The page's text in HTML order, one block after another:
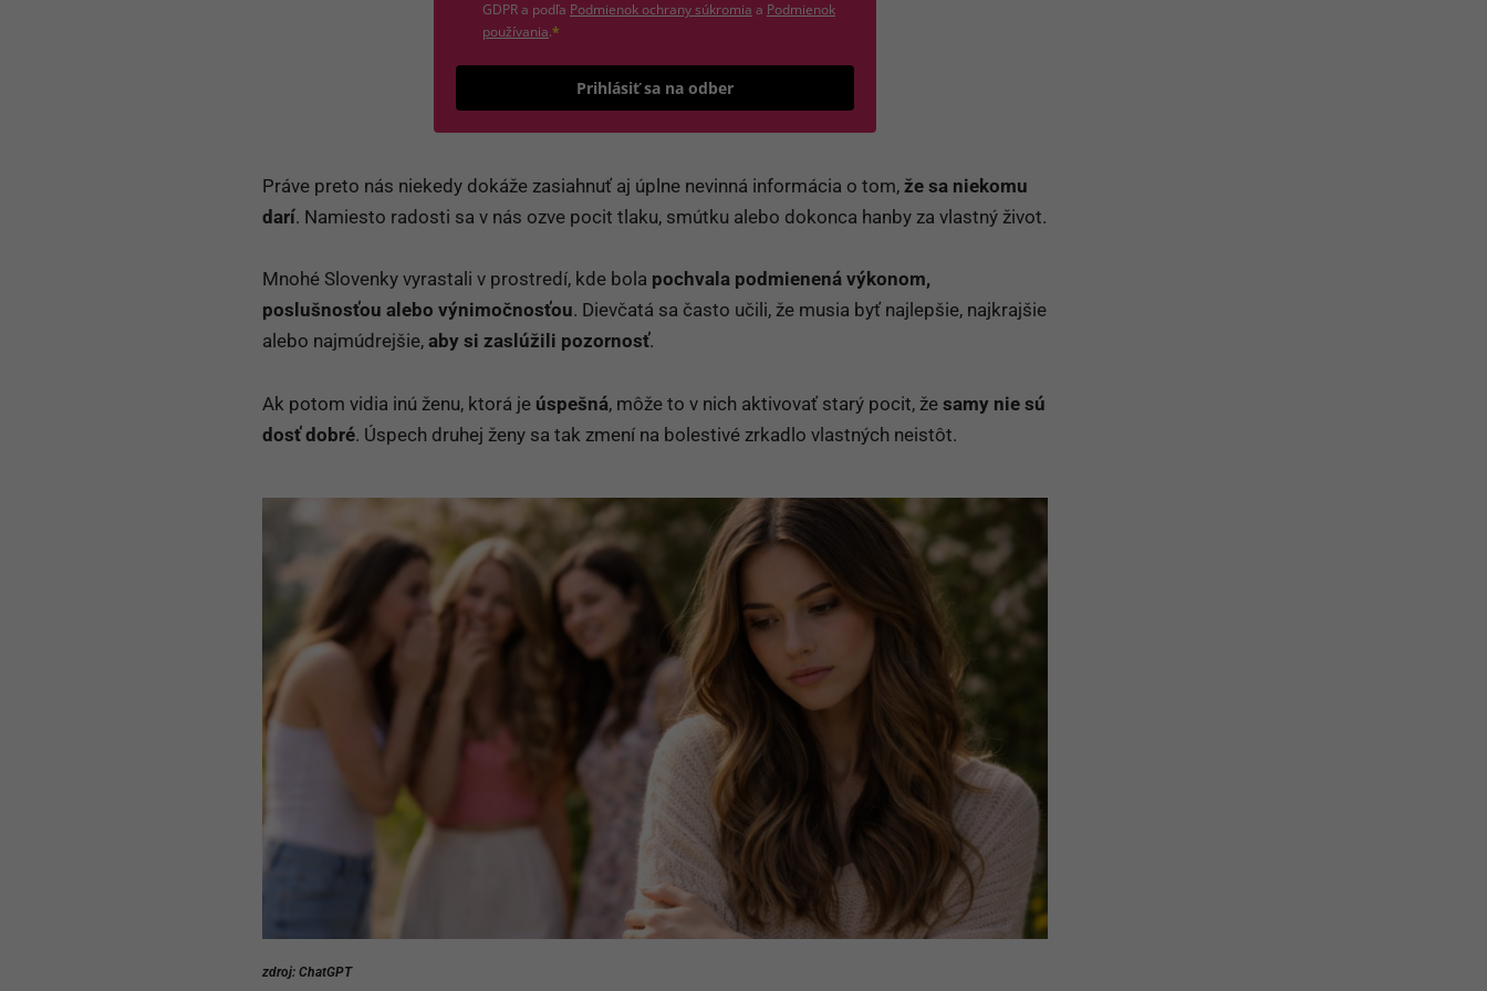
GDPR a podľa Podmienok ochrany súkromia (otvorí sa v novom okne)
a Podmienok
používania(otvorí sa v novom okne)
.*
Prihlásiť sa na odber
Práve preto nás niekedy dokáže zasiahnuť aj úplne nevinná informácia o tom, že sa niekomu
darí. Namiesto radosti sa v nás ozve pocit tlaku, smútku alebo dokonca hanby za vlastný život.
Mnohé Slovenky vyrastali v prostredí, kde bola pochvala podmienená výkonom,
poslušnosťou alebo výnimočnosťou. Dievčatá sa často učili, že musia byť najlepšie, najkrajšie
alebo najmúdrejšie, aby si zaslúžili pozornosť.
Ak potom vidia inú ženu, ktorá je úspešná, môže to v nich aktivovať starý pocit, že samy nie sú
dosť dobré. Úspech druhej ženy sa tak zmení na bolestivé zrkadlo vlastných neistôt.
zdroj: ChatGPT